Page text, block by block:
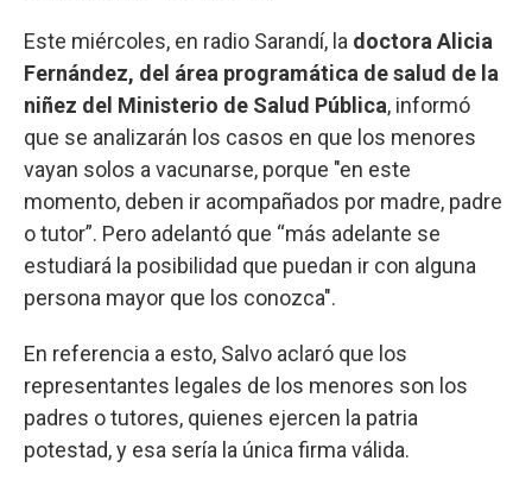
Este miércoles, en radio Sarandí, la doctora Alicia
Fernández, del área programática de salud de la
niñez del Ministerio de Salud Pública, informó
que se analizarán los casos en que los menores
vayan solos a vacunarse, porque "en este
momento, deben ir acompañados por madre, padre
o tutor”. Pero adelantó que “más adelante se
estudiará la posibilidad que puedan ir con alguna
persona mayor que los conozca".
En referencia a esto, Salvo aclaró que los
representantes legales de los menores son los
padres o tutores, quienes ejercen la patria
potestad, y esa sería la única firma válida.